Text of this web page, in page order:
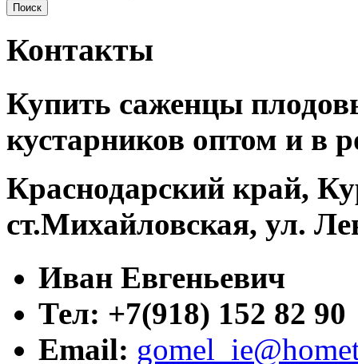
Контакты
Купить саженцы
кустарников оптом и в
Краснодарский край,
ст.Михайловская, ул.
Иван Евгеньевич
Тел: +7(918) 152 82 90
Email: